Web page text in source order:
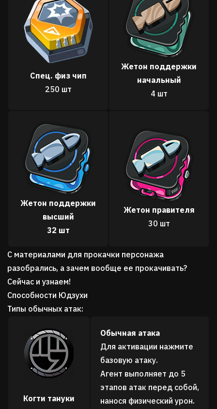
Спец. физ чип
250 шт
Жетон поддержки
начальный
4 шт
Жетон поддержки
высший
32 шт
Жетон правителя
30 шт
С материалами для прокачки персонажа
разобрались, а зачем вообще ее прокачивать?
Сейчас и узнаем!
Способности Юдзухи
Типы обычных атак:
Когти тануки
Обычная атака
Для активации нажмите
базовую атаку.
Агент выполняет до 5
этапов атак перед собой,
нанося физический урон.